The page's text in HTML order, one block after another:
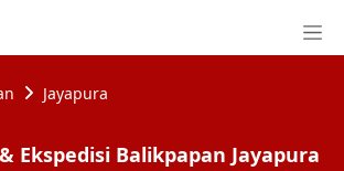
Jayapura
Ekspedisi Balikpapan Jayapura